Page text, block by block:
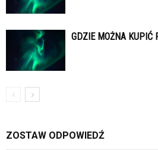
GDZIE MOŻNA KUPIĆ
ZOSTAW ODPOWIEDŹ